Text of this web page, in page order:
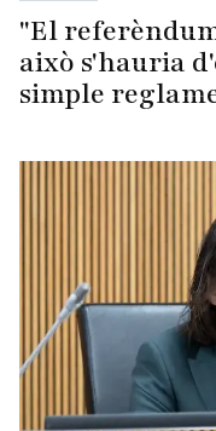
"El
això s'hauria
simple